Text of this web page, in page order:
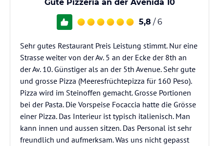
Gute Pizzeria an der Avenida 10
5,8 / 6
Sehr gutes Restaurant Preis Leistung stimmt. Nur eine
Strasse weiter von der Av. 5 an der Ecke der 8th an
der Av. 10. Günstiger als an der 5th Avenue. Sehr gute
und grosse Pizza (Meeresfrüchtepizza für 160 Peso).
Pizza wird im Steinoffen gemacht. Grosse Portionen
bei der Pasta. Die Vorspeise Focaccia hatte die Grösse
einer Pizza. Das Interieur ist typisch italienisch. Man
kann innen und aussen sitzen. Das Personal ist sehr
freundlich und aufmerksam. Was uns nicht gepasst